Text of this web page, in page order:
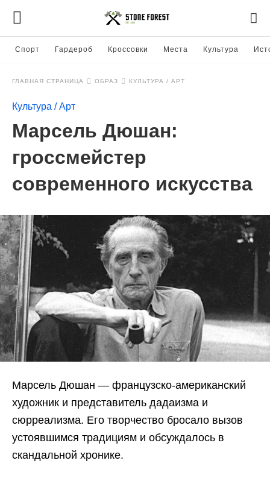
Спорт Гардероб Кроссовки Места Культура
ГЛАВНАЯ СТРАНИЦА ОБРАЗ КУЛЬТУРА / АРТ
Культура / Арт
Марсель Дюшан:
гроссмейстер
современного искусства
Марсель Дюшан — французско-американский
художник и представитель дадаизма и
сюрреализма. Его творчество бросало вызов
устоявшимся традициям и обсуждалось в
скандальной хронике.